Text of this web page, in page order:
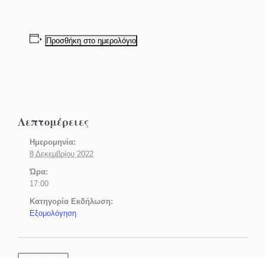
Προσθήκη στο ημερολόγιο
Λεπτομέρειες
Ημερομηνία:
8 Δεκεμβρίου 2022
Ώρα:
17:00
Κατηγορία Εκδήλωση:
Εξομολόγηση